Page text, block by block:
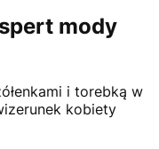
mody
i torebką w
kobiety